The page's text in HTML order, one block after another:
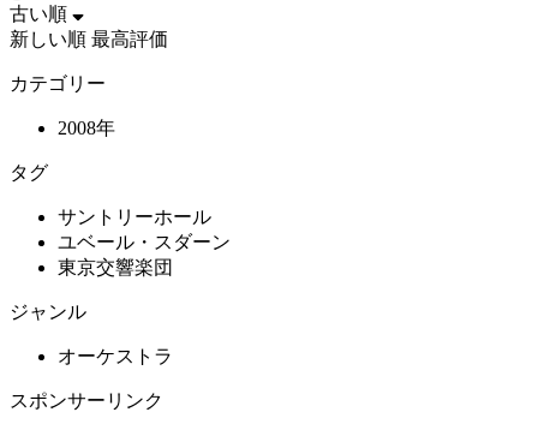
古い順
新しい順 最高評価
カテゴリー
2008年
タグ
サントリーホール
ユベール・スダーン
東京交響楽団
ジャンル
オーケストラ
スポンサーリンク